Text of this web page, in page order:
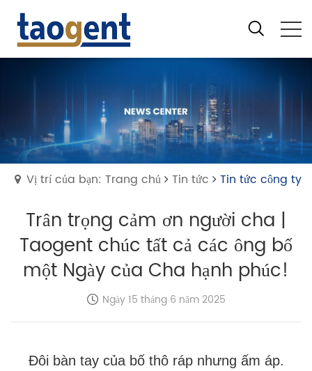
Vị trí của bạn: Trang chủ Tin tức Tin tức công ty
Trân trọng cảm ơn người cha |
Taogent chúc tất cả các ông bố
một Ngày của Cha hạnh phúc!
Ngày 15 tháng 6 năm 2025
Đôi bàn tay của bố thô ráp nhưng ấm áp.